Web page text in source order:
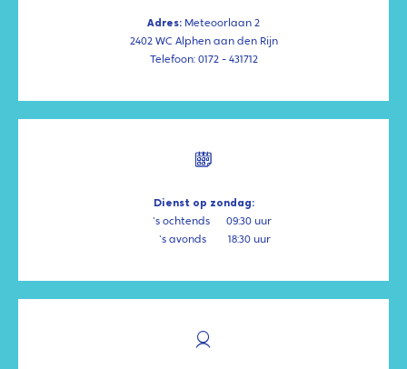
Adres: Meteoorlaan 2
2402 WC Alphen aan den Rijn
Telefoon: 0172 - 431712
Dienst op zondag:
's ochtends
09:30 uur
's avonds
18:30 uur